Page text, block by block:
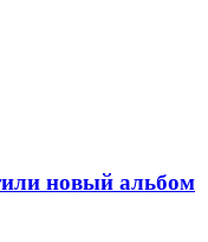
новый альбом